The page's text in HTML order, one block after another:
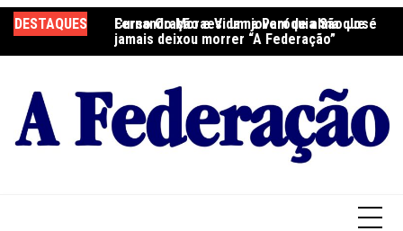
para
o
DESTAQUES
Fernando Moraes: um jovem de alma que
jamais deixou morrer “A Federação”
Curso Oração e Vida na Paróquia São José